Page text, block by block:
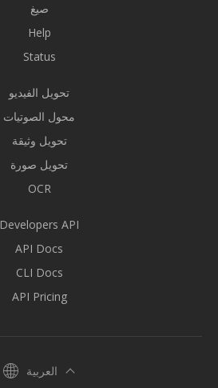
صيغ
Help
Status
تحويل الفيديو
محول الصوتيات
تحويل وثيقة
تحويل صورة
OCR
Developers API
API Docs
CLI Docs
API Pricing
العربية